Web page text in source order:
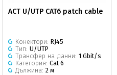
ACT U/UTP CAT6 patch cable
Конектори: RJ45
Тип: U/UTP
Трансфер на данни: 1 Gbit/s
Категория: Cat 6
Дължина: 2 м